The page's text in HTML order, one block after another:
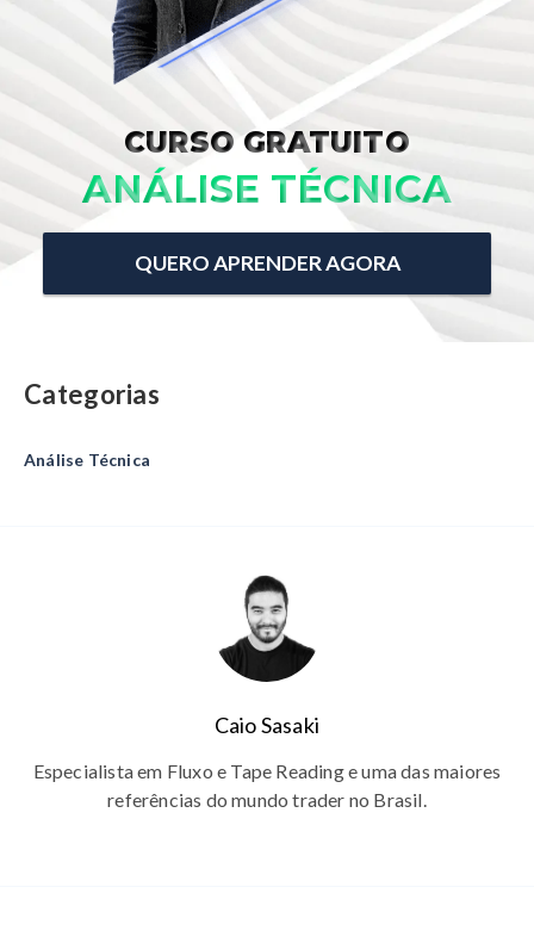
CURSO GRATUITO
ANÁLISE TÉCNICA
QUERO APRENDER AGORA
Categorias
Análise Técnica
Caio Sasaki
Especialista em Fluxo e Tape Reading e uma das maiores
referências do mundo trader no Brasil.